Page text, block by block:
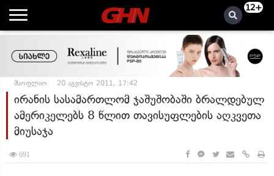
12+
მსოფლიო 20 აგვისტო 2011, 17:42
ირანის სასამართლომ ჯაშუშობაში ბრალდებულ
ამერიკელებს 8 წლით თავისუფლების აღკვეთა
მიუსაჯა
691